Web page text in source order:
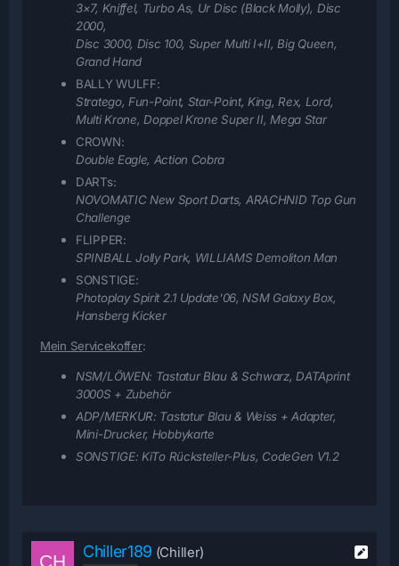
3×7, Kniffel, Turbo As, Ur Disc (Black Molly), Disc
2000,
Disc 3000, Disc 100, Super Multi I+II, Big Queen,
Grand Hand
BALLY WULFF:
Stratego, Fun-Point, Star-Point, King, Rex, Lord,
Multi Krone, Doppel Krone Super II, Mega Star
CROWN:
Double Eagle, Action Cobra
DARTs:
NOVOMATIC New Sport Darts, ARACHNID Top Gun
Challenge
FLIPPER:
SPINBALL Jolly Park, WILLIAMS Demoliton Man
SONSTIGE:
Photoplay Spirit 2.1 Update'06, NSM Galaxy Box,
Hansberg Kicker
Mein Servicekoffer:
NSM/LÖWEN: Tastatur Blau & Schwarz, DATAprint
3000S + Zubehör
ADP/MERKUR: Tastatur Blau & Weiss + Adapter,
Mini-Drucker, Hobbykarte
SONSTIGE: KiTo Rücksteller-Plus, CodeGen V1.2
Chiller189 (Chiller)